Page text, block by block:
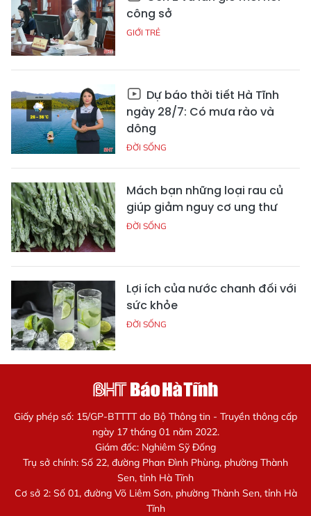
công sở
GIỚI TRẺ
Dự báo thời tiết Hà Tĩnh
ngày 28/7: Có mưa rào và
dông
ĐỜI SỐNG
Mách bạn những loại rau củ
giúp giảm nguy cơ ung thư
ĐỜI SỐNG
Lợi ích của nước chanh đối với
sức khỏe
ĐỜI SỐNG
Giấy phép số: 15/GP-BTTTT do Bộ Thông tin - Truyền thông cấp
ngày 17 tháng 01 năm 2022.
Giám đốc: Nghiêm Sỹ Đống
Trụ sở chính: Số 22, đường Phan Đình Phùng, phường Thành
Sen, tỉnh Hà Tĩnh
Cơ sở 2: Số 01, đường Võ Liêm Sơn, phường Thành Sen, tỉnh Hà
Tĩnh